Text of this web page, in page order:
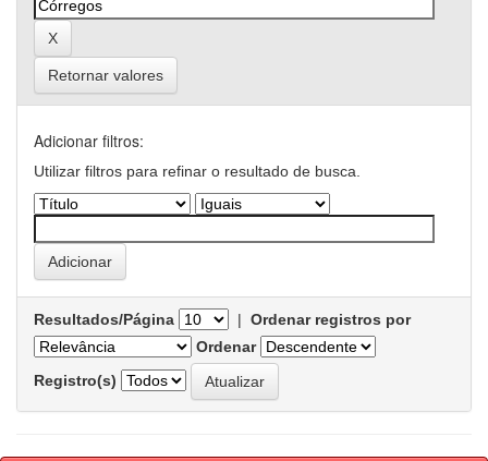
Retornar valores
Adicionar filtros:
Utilizar filtros para refinar o resultado de busca.
Resultados/Página | Ordenar registros por
Ordenar
Registro(s)